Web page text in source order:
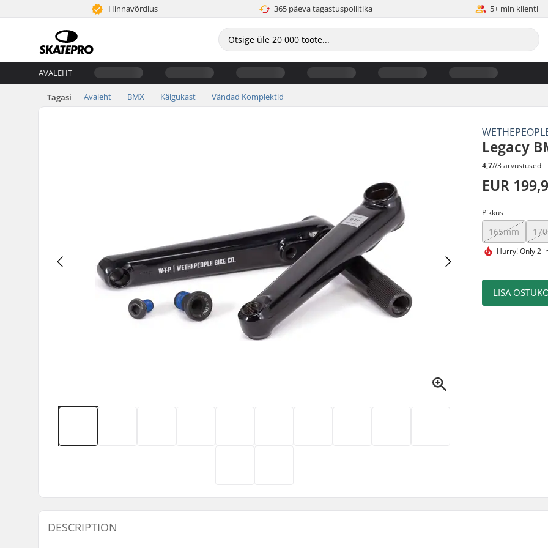
Hinnavõrdlus 365 päeva tagastuspoliitika 5+ mln klienti
AVALEHT
Tagasi Avaleht BMX Käigukast Vändad Komplektid
Legacy
4,7//3 arvustused
EUR
Pikkus
165mm
Hurry!Only 2
LISA
DESCRIPTION